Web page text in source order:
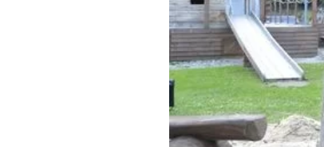
Реестр туристических
агентств Алтайского края
Обращения граждан
Противодействие коррупции